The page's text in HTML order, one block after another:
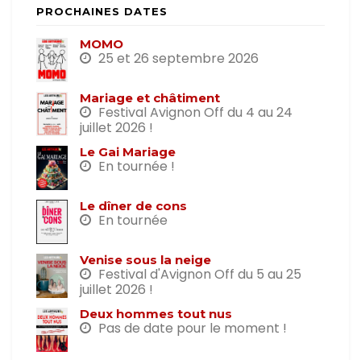
PROCHAINES DATES
MOMO
25 et 26 septembre 2026
Mariage et châtiment
Festival Avignon Off du 4 au 24
juillet 2026 !
Le Gai Mariage
En tournée !
Le dîner de cons
En tournée
Venise sous la neige
Festival d'Avignon Off du 5 au 25
juillet 2026 !
Deux hommes tout nus
Pas de date pour le moment !